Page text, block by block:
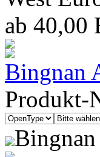
ab 40,00
Bingnan
Produkt-